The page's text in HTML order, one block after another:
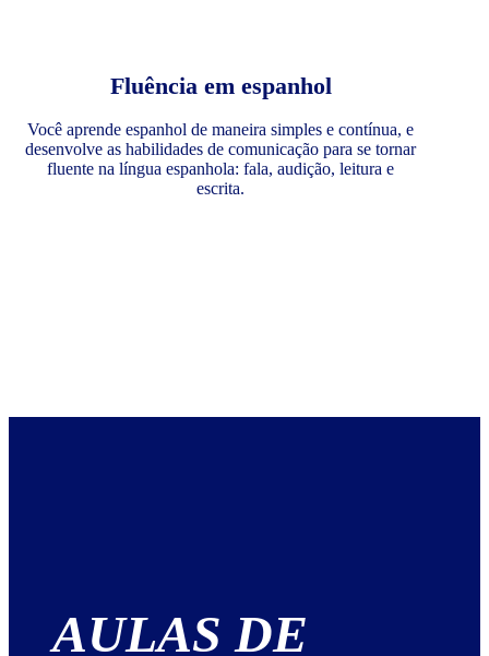
Fluência em espanhol
Você aprende espanhol de maneira simples e contínua, e
desenvolve as habilidades de comunicação para se tornar
fluente na língua espanhola: fala, audição, leitura e
escrita.
AULAS DE